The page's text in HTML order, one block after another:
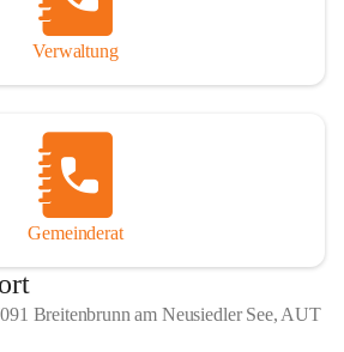
Verwaltung
Gemeinderat
Breitenbrunn am Neusiedler See, AUT